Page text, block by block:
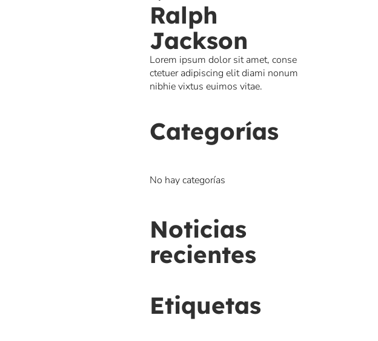
Ralph
Jackson
Lorem ipsum dolor sit amet, conse
ctetuer adipiscing elit diami nonum
nibhie vixtus euimos vitae.
Categorías
No hay categorías
Noticias
recientes
Etiquetas